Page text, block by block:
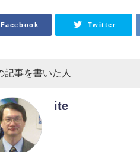
Facebook Twitter
記事を書いた人
ite